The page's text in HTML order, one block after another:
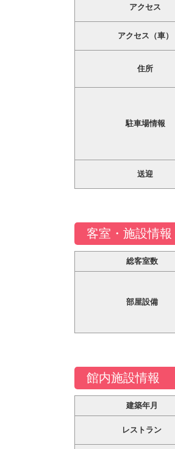
アクセス
アクセス（車）
住所
駐車場情報
送迎
客室・施設情報
総客室数
部屋設備
館内施設情報
建築年月
レストラン